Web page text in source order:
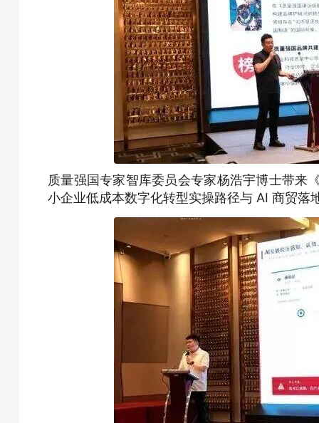
质量强国专家智库委员会专家杨浩宇博士带来
小企业低成本数字化转型实操路径与 AI 商贸落